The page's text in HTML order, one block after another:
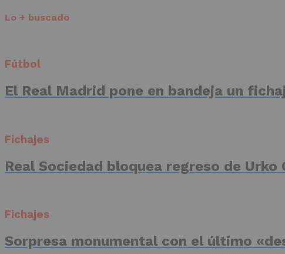
Lo + buscado
Fútbol
El Real Madrid pone en bandeja un
Fichajes
Real Sociedad bloquea regreso de
Fichajes
Sorpresa monumental con el último